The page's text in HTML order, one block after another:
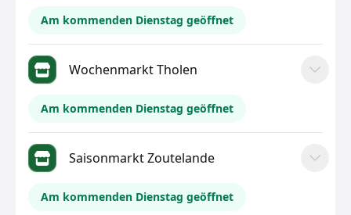
Am kommenden Dienstag geöffnet
Wochenmarkt Tholen
Am kommenden Dienstag geöffnet
Saisonmarkt Zoutelande
Am kommenden Dienstag geöffnet